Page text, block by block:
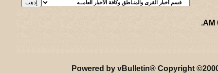
.
Powered by vBulletin® Copyright